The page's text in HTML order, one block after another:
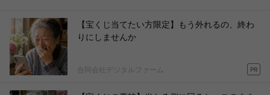
【宝くじ当てたい方限定】もう外れるの、終わ
りにしませんか
合同会社デジタルファーム PR